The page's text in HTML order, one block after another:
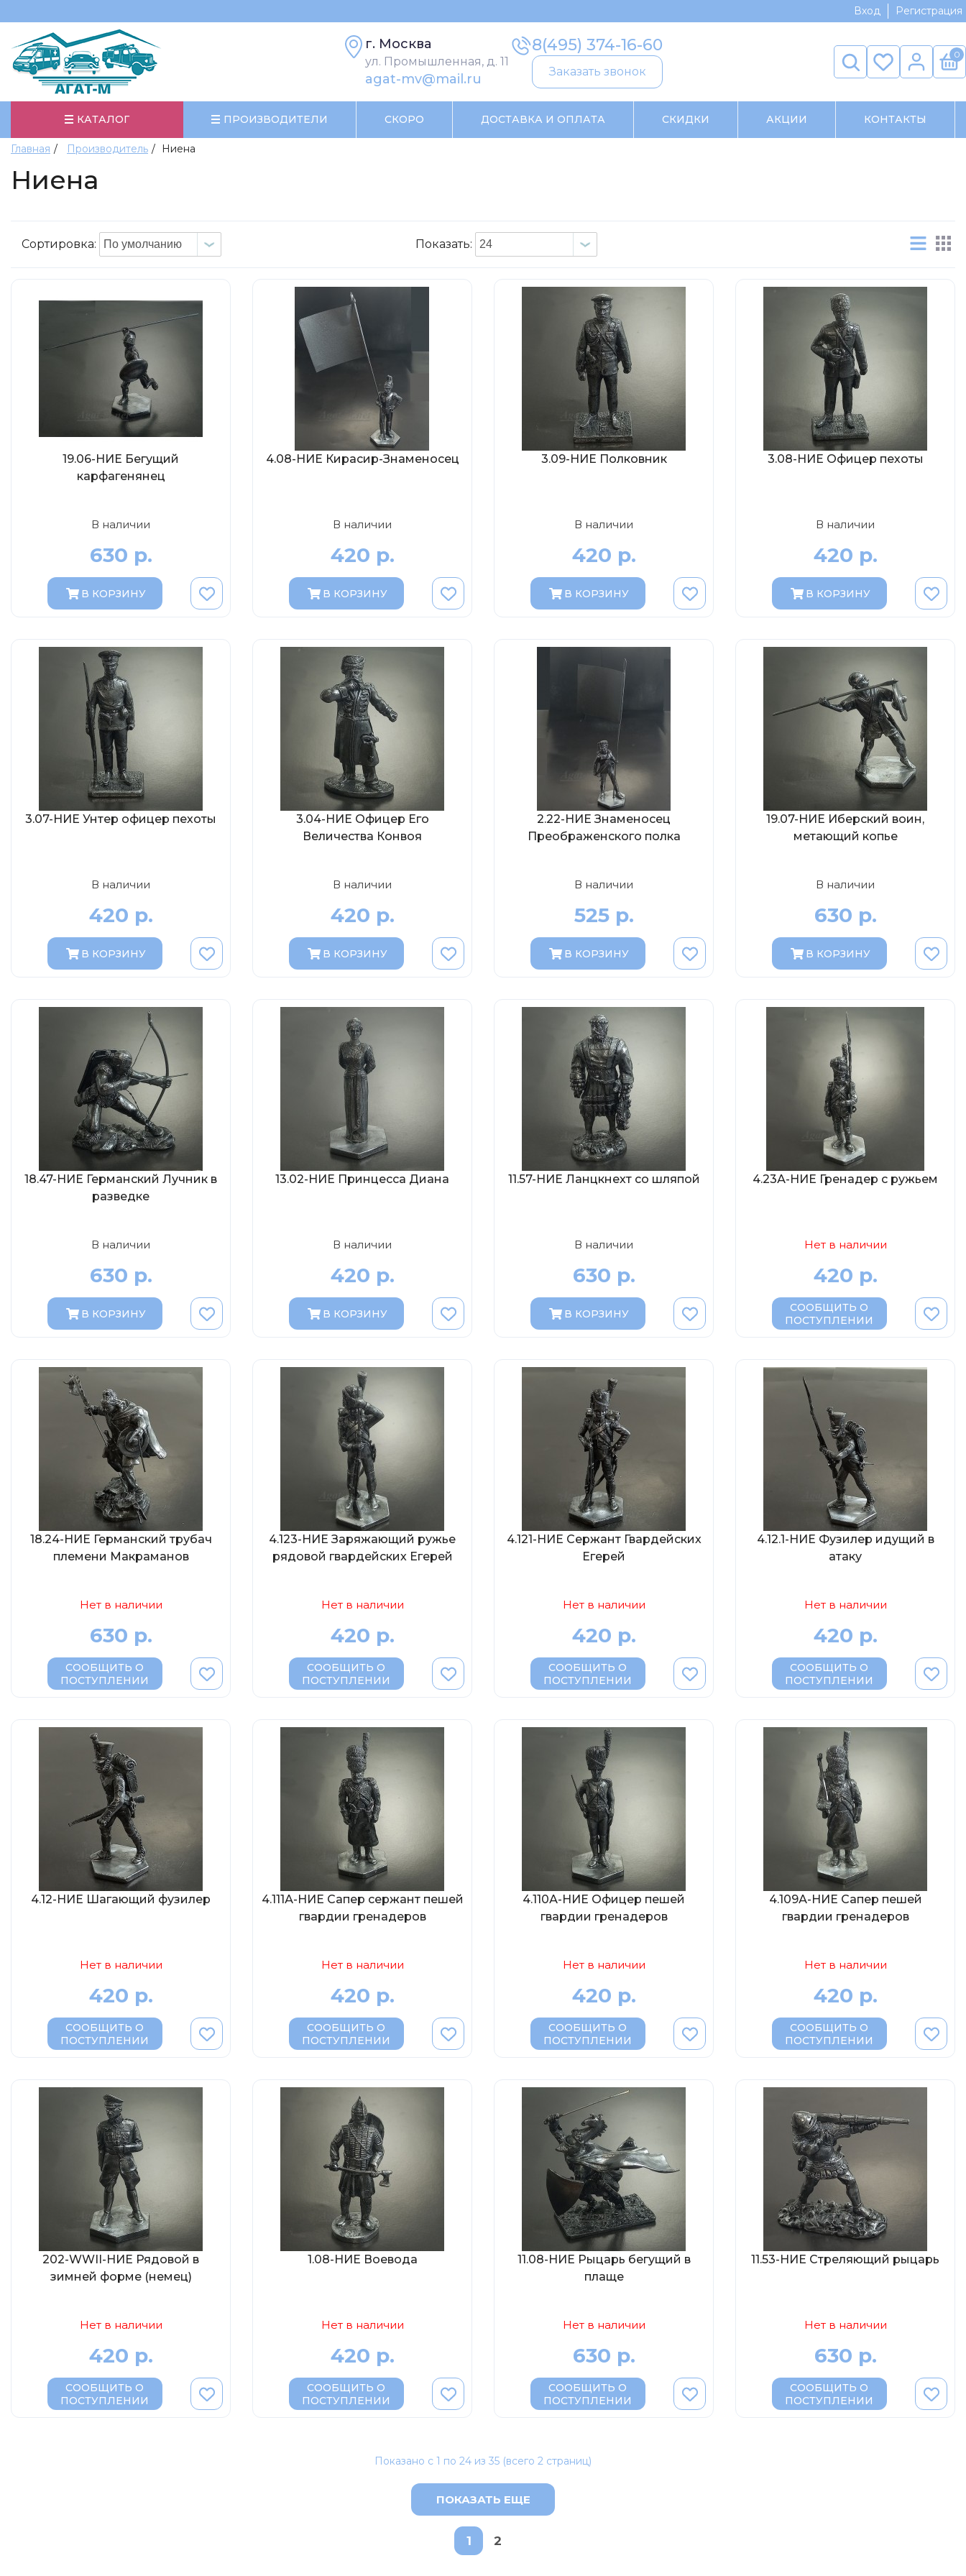
Вход Регистрация
г. Москва
ул. Промышленная, д. 11
agat-mv@mail.ru
8(495) 374-16-60
Заказать звонок
0
КАТАЛОГ ПРОИЗВОДИТЕЛИ СКОРО ДОСТАВКА И ОПЛАТА СКИДКИ АКЦИИ КОНТАКТЫ
Главная Производитель Ниена
Ниена
Сортировка: Показать:
19.06-НИЕ Бегущий
карфагенянец
В наличии
630 р.
В КОРЗИНУ
4.08-НИЕ Кирасир-Знаменосец
В наличии
420 р.
В КОРЗИНУ
3.09-НИЕ Полковник
В наличии
420 р.
В КОРЗИНУ
3.08-НИЕ Офицер пехоты
В наличии
420 р.
В КОРЗИНУ
3.07-НИЕ Унтер офицер пехоты
В наличии
420 р.
В КОРЗИНУ
3.04-НИЕ Офицер Его
Величества Конвоя
В наличии
420 р.
В КОРЗИНУ
2.22-НИЕ Знаменосец
Преображенского полка
В наличии
525 р.
В КОРЗИНУ
19.07-НИЕ Иберский воин,
метающий копье
В наличии
630 р.
В КОРЗИНУ
18.47-НИЕ Германский Лучник в
разведке
В наличии
630 р.
В КОРЗИНУ
13.02-НИЕ Принцесса Диана
В наличии
420 р.
В КОРЗИНУ
11.57-НИЕ Ланцкнехт со шляпой
В наличии
630 р.
В КОРЗИНУ
4.23А-НИЕ Гренадер с ружьем
Нет в наличии
420 р.
СООБЩИТЬ О
ПОСТУПЛЕНИИ
18.24-НИЕ Германский трубач
племени Макраманов
Нет в наличии
630 р.
СООБЩИТЬ О
ПОСТУПЛЕНИИ
4.123-НИЕ Заряжающий ружье
рядовой гвардейских Егерей
Нет в наличии
420 р.
СООБЩИТЬ О
ПОСТУПЛЕНИИ
4.121-НИЕ Сержант Гвардейских
Егерей
Нет в наличии
420 р.
СООБЩИТЬ О
ПОСТУПЛЕНИИ
4.12.1-НИЕ Фузилер идущий в
атаку
Нет в наличии
420 р.
СООБЩИТЬ О
ПОСТУПЛЕНИИ
4.12-НИЕ Шагающий фузилер
Нет в наличии
420 р.
СООБЩИТЬ О
ПОСТУПЛЕНИИ
4.111А-НИЕ Сапер сержант пешей
гвардии гренадеров
Нет в наличии
420 р.
СООБЩИТЬ О
ПОСТУПЛЕНИИ
4.110А-НИЕ Офицер пешей
гвардии гренадеров
Нет в наличии
420 р.
СООБЩИТЬ О
ПОСТУПЛЕНИИ
4.109А-НИЕ Сапер пешей
гвардии гренадеров
Нет в наличии
420 р.
СООБЩИТЬ О
ПОСТУПЛЕНИИ
202-WWII-НИЕ Рядовой в
зимней форме (немец)
Нет в наличии
420 р.
СООБЩИТЬ О
ПОСТУПЛЕНИИ
1.08-НИЕ Воевода
Нет в наличии
420 р.
СООБЩИТЬ О
ПОСТУПЛЕНИИ
11.08-НИЕ Рыцарь бегущий в
плаще
Нет в наличии
630 р.
СООБЩИТЬ О
ПОСТУПЛЕНИИ
11.53-НИЕ Стреляющий рыцарь
Нет в наличии
630 р.
СООБЩИТЬ О
ПОСТУПЛЕНИИ
Показано с 1 по 24 из 35 (всего 2 страниц)
ПОКАЗАТЬ ЕЩЕ
1 2